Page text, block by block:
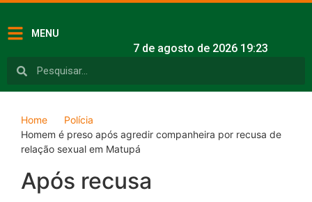
MENU
7 de agosto de 2026 19:23
Home
Polícia
Homem é preso após agredir companheira por recusa de
relação sexual em Matupá
Após recusa